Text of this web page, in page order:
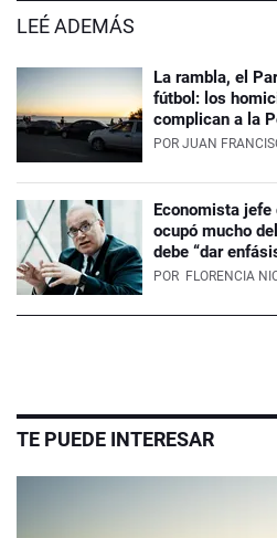
LEÉ ADEMÁS
La rambla, el
fútbol: los
complican a la
POR JUAN
Economista jefe
ocupó mucho
debe “dar
POR FLORENCIA
TE PUEDE INTERESAR